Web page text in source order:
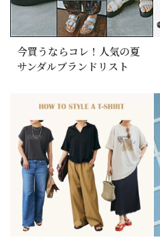
今買うならコレ！人気の夏
サンダルブランドリスト